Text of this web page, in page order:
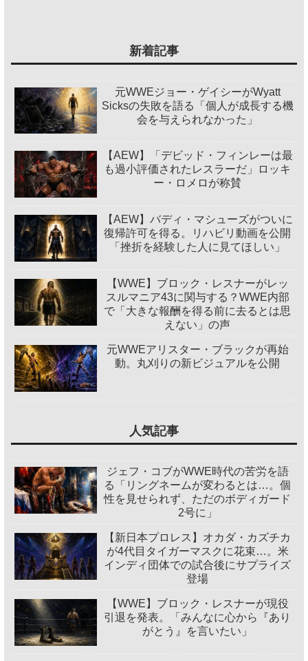
新着記事
元WWEジョー・ゲイシーがWyatt
Sicksの失敗を語る「個人が成長する機
会を与えられなかった」
【AEW】「デビッド・フィンレーは最
も過小評価されたレスラーだ」ロッキ
ー・ロメロが称賛
【AEW】バディ・マシューズがついに
復帰許可を得る。リハビリ動画を公開
「挫折を経験した人に見てほしい」
【WWE】ブロック・レスナーがレッ
スルマニア43に関与する？WWE内部
で「大きな報酬を得る前に去るとは思
えない」の声
元WWEアリスター・ブラックが再始
動。丸刈りの新ビジュアルを公開
人気記事
ジェフ・コブがWWE時代の苦労を語
る「リングネームが変わるとは…。個
性を見せられず、ただのボディガード
2号に」
【新日本プロレス】オカダ・カズチカ
が4代目タイガーマスクに花束…。米
インディ団体での試合後にサプライズ
登場
【WWE】ブロック・レスナーが現役
引退を発表。「みんなに心から『あり
がとう』を言いたい」